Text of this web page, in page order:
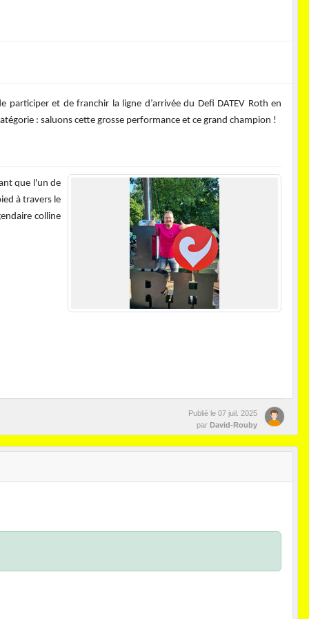
participer et de franchir la ligne d’arrivée du Defi DATEV Roth en
: saluons cette grosse performance et ce grand champion !
que l'un de
à travers le
colline
Publié le 07 juil. 2025
par David-Rouby